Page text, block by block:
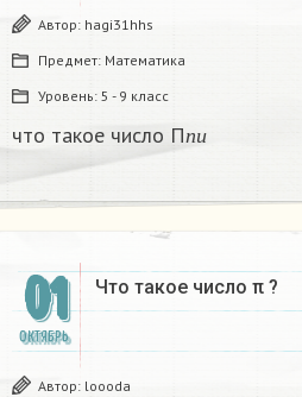
Автор: hagi31hhs
Предмет: Математика
Уровень: 5 - 9 класс
что такое число П п и
01
ОКТЯБРЬ
Что такое число π ?
Автор: loooda